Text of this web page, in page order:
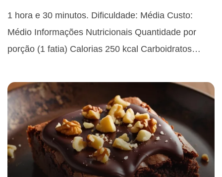
1 hora e 30 minutos. Dificuldade: Média Custo:
Médio Informações Nutricionais Quantidade por
porção (1 fatia) Calorias 250 kcal Carboidratos…